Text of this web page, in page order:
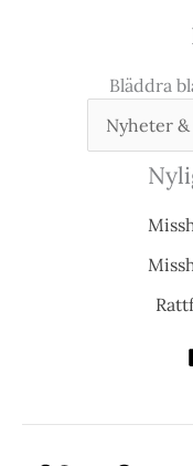
Bläddra